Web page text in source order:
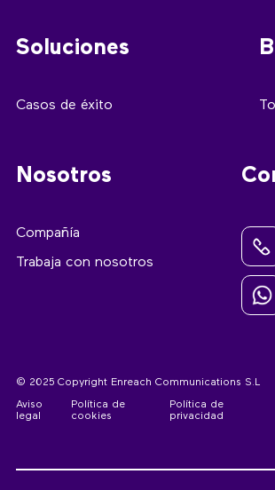
Soluciones
Casos de éxito
Nosotros
Compañía
Trabaja con nosotros
© 2025 Copyright Enreach Communications S.L
Aviso
legal
Política de
cookies
Política de
privacidad